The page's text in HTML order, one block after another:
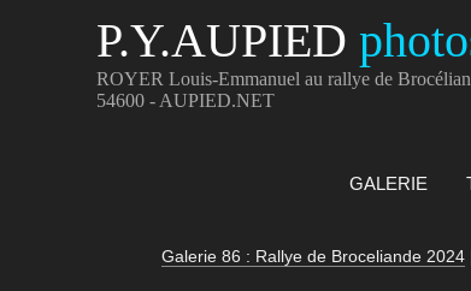
P.Y.AUPIED
ROYER Louis-Emmanuel au rallye de
54600 - AUPIED.NET
GALERIE
Galerie 86 : Rallye de Broceliande 2024